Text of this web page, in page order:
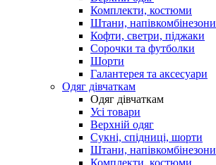
Комплекти, костюми
Штани, напівкомбінезони
Кофти, светри, піджаки
Сорочки та футболки
Шорти
Галантерея та аксесуари
Одяг дівчаткам
Одяг дівчаткам
Усі товари
Верхній одяг
Сукні, спідниці, шорти
Штани, напівкомбінезони
Комплекти, костюми